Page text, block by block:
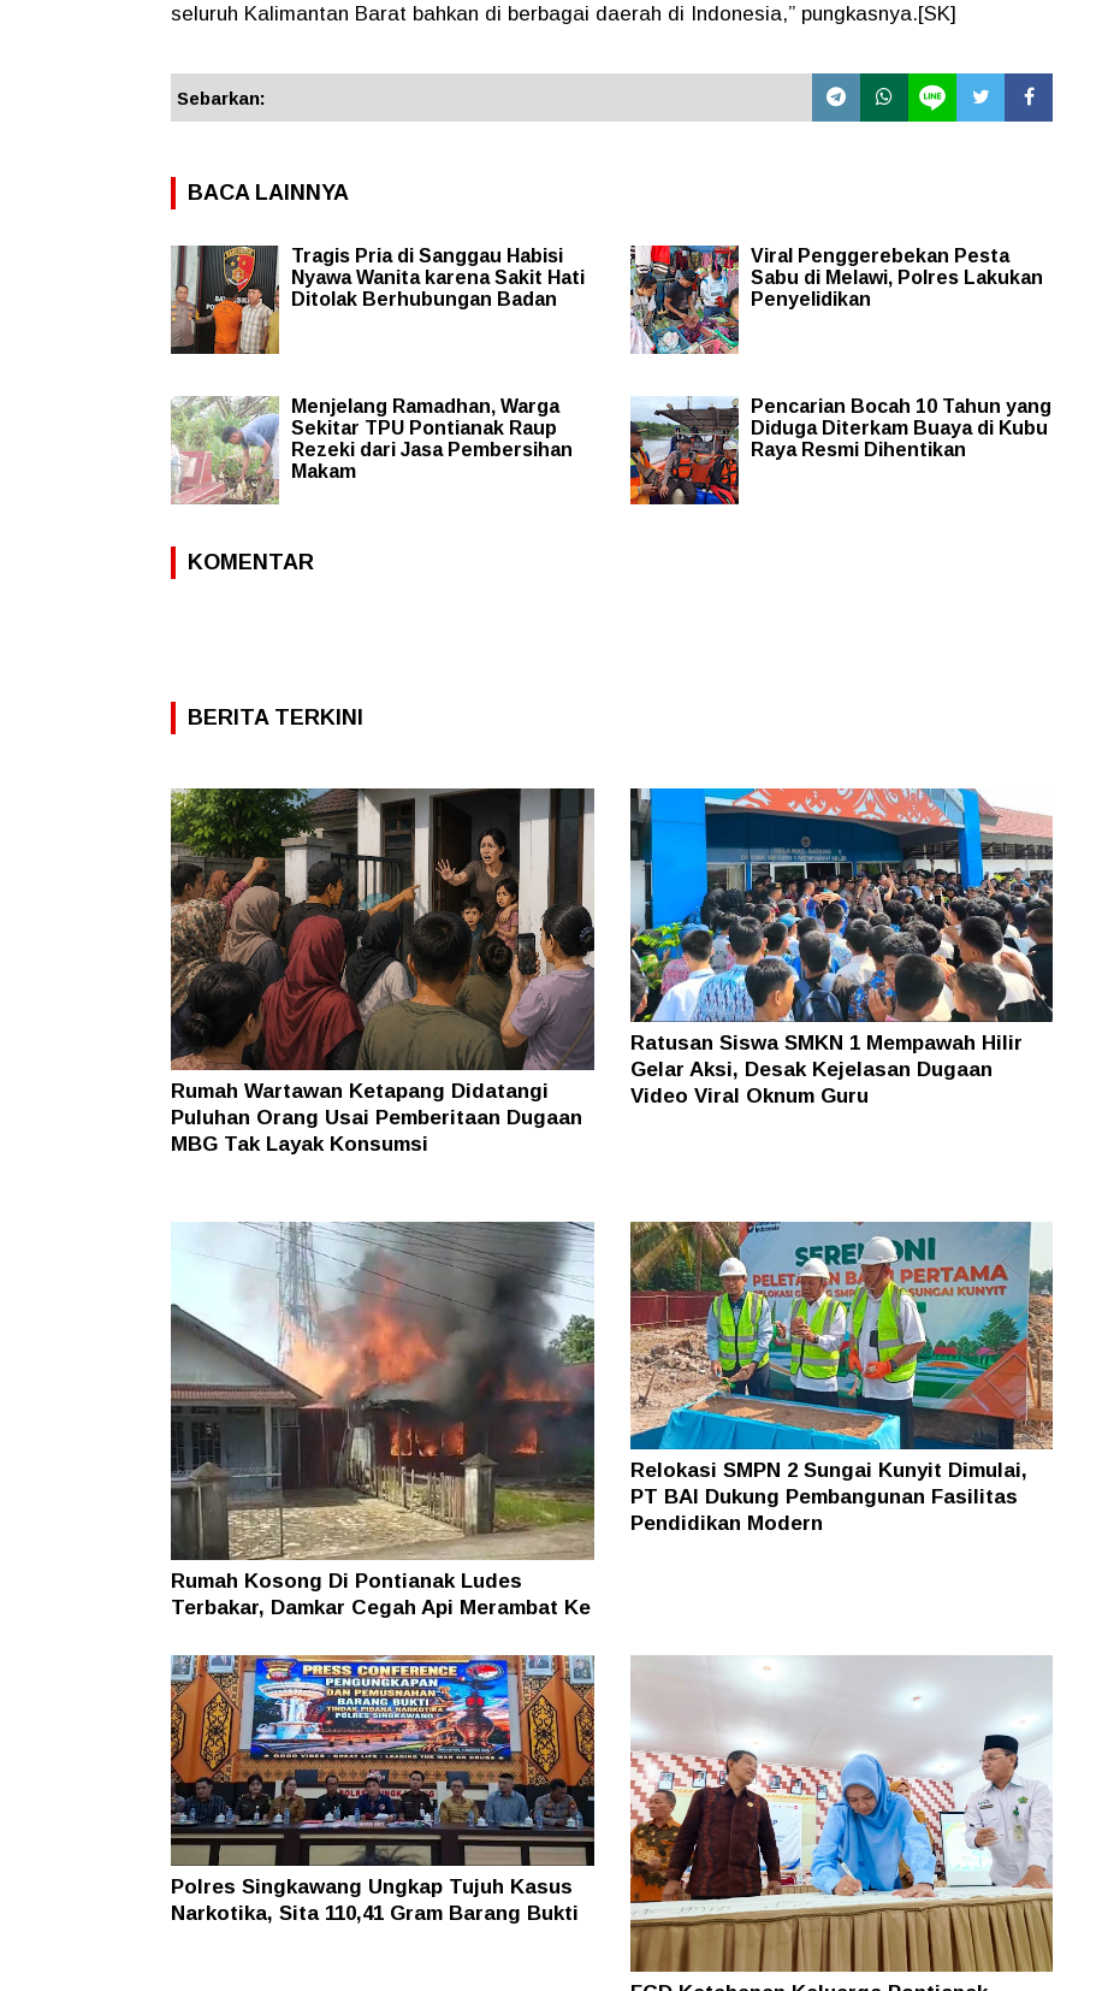
seluruh Kalimantan Barat bahkan di berbagai daerah di Indonesia,” pungkasnya.[SK]
Sebarkan:
BACA LAINNYA
Tragis Pria di Sanggau Habisi
Nyawa Wanita karena Sakit Hati
Ditolak Berhubungan Badan
Viral Penggerebekan Pesta
Sabu di Melawi, Polres Lakukan
Penyelidikan
Menjelang Ramadhan, Warga
Sekitar TPU Pontianak Raup
Rezeki dari Jasa Pembersihan
Makam
Pencarian Bocah 10 Tahun yang
Diduga Diterkam Buaya di Kubu
Raya Resmi Dihentikan
KOMENTAR
BERITA TERKINI
Rumah Wartawan Ketapang Didatangi
Puluhan Orang Usai Pemberitaan Dugaan
MBG Tak Layak Konsumsi
Ratusan Siswa SMKN 1 Mempawah Hilir
Gelar Aksi, Desak Kejelasan Dugaan
Video Viral Oknum Guru
Rumah Kosong Di Pontianak Ludes
Terbakar, Damkar Cegah Api Merambat Ke
Relokasi SMPN 2 Sungai Kunyit Dimulai,
PT BAI Dukung Pembangunan Fasilitas
Pendidikan Modern
Polres Singkawang Ungkap Tujuh Kasus
Narkotika, Sita 110,41 Gram Barang Bukti